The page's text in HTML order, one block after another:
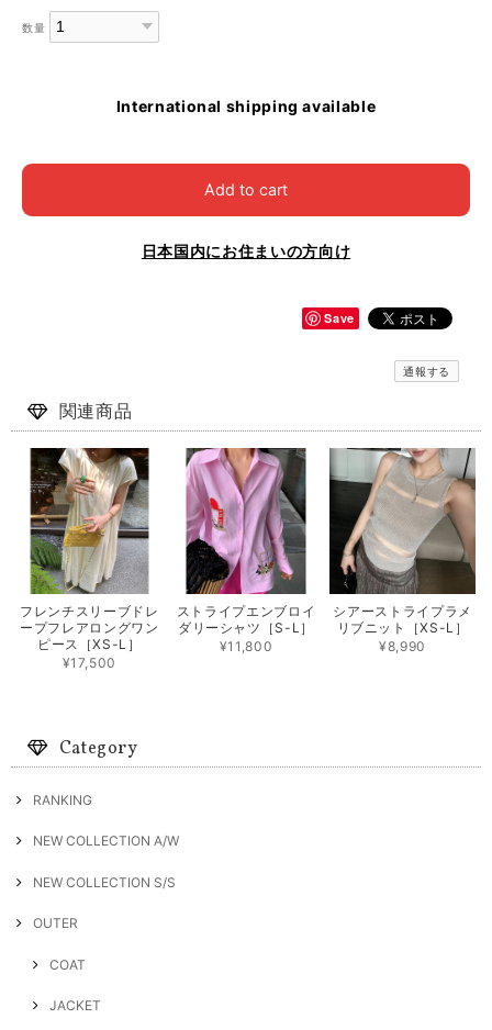
数量
International shipping available
Add to cart
日本国内にお住まいの方向け
Save
通報する
関連商品
フレンチスリーブドレ
ープフレアロングワン
ピース［XS-L］
¥17,500
ストライプエンブロイ
ダリーシャツ［S-L］
¥11,800
シアーストライプラメ
リブニット［XS-L］
¥8,990
Category
RANKING
NEW COLLECTION A/W
NEW COLLECTION S/S
OUTER
COAT
JACKET